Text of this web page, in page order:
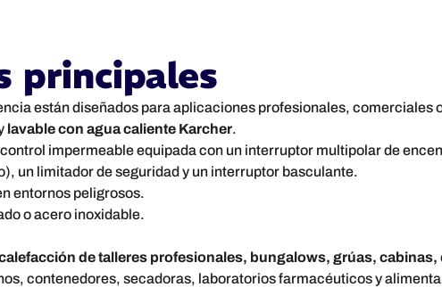
principales
están diseñados para aplicaciones profesionales, comerciales
lavable con agua caliente Karcher.
impermeable equipada con un interruptor multipolar de
un limitador de seguridad y un interruptor basculante.
entornos peligrosos.
o acero inoxidable.
de talleres profesionales, bungalows, grúas,
contenedores, secadoras, laboratorios farmacéuticos y